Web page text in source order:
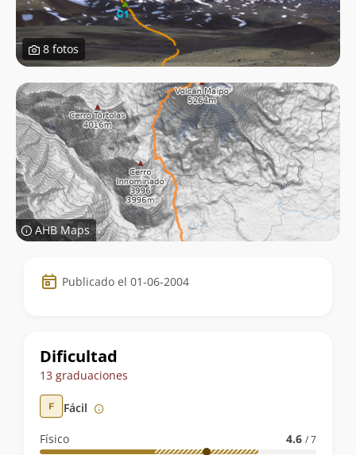
8 fotos
AHB Maps
Datos
de
ruta
Publicado el 01-06-2004
Dificultad
13 graduaciones
Fácil
Físico 4.6 / 7